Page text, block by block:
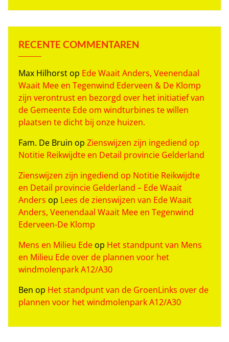
RECENTE COMMENTAREN
Max Hilhorst op Ede Waait Anders, Veenendaal
Waait Mee en Tegenwind Ederveen & De Klomp
zijn verontrust en bezorgd over het initiatief van
de Gemeente Ede om windturbines te willen
plaatsen te dicht bij onze huizen.
Fam. De Bruin op Zienswijzen zijn ingediend op
Notitie Reikwijdte en Detail provincie Gelderland
Zienswijzen zijn ingediend op Notitie Reikwijdte
en Detail provincie Gelderland – Ede Waait
Anders op Lees de zienswijzen van Ede Waait
Anders, Veenendaal Waait Mee en Tegenwind
Ederveen-De Klomp
Mens en Milieu Ede op Het standpunt van Mens
en Milieu Ede over de plannen voor het
windmolenpark A12/A30
Ben op Het standpunt van de GroenLinks over de
plannen voor het windmolenpark A12/A30